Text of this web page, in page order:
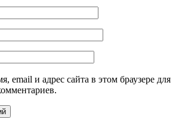
email и адрес сайта в этом браузере для